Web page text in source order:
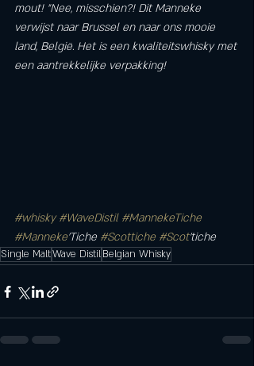
mout! "Nee, misschien?! Dit Manneke
verwijst naar Brussel en naar ons mooie
land, België. Het is een kwaliteitswhisky met
een aantrekkelijke verpakking!
#whisky #WaveDistil #MannekeTiche
#Manneke'Tiche #Scottiche #Scot'tiche
Single MaltWave DistilBelgian Whisky